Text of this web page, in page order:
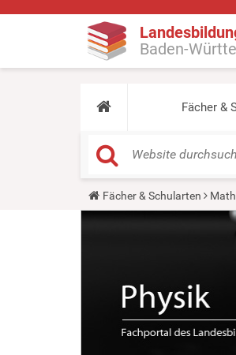
Baden-
Fächer &
Y
o
Fächer & Schularten